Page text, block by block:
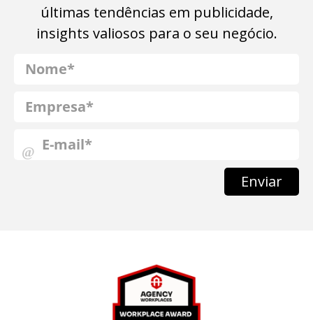
últimas tendências em publicidade,
insights valiosos para o seu negócio.
Enviar